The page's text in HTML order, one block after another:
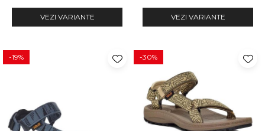
VEZI VARIANTE VEZI VARIANTE
-19% -30%